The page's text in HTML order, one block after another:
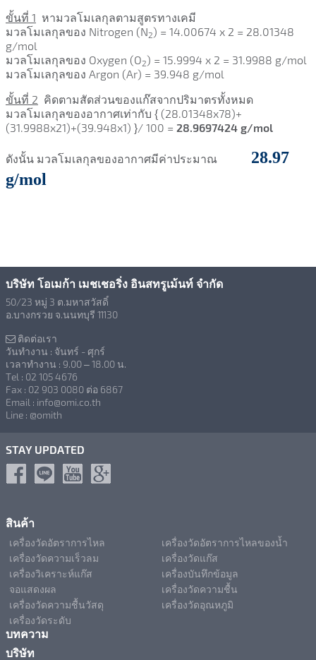
ขั้นที่ 1 หามวลโมเลกุลตามสูตรทางเคมี
มวลโมเลกุลของ Nitrogen (N2) = 14.00674 x 2 = 28.01348
g/mol
มวลโมเลกุลของ Oxygen (O2) = 15.9994 x 2 = 31.9988 g/mol
มวลโมเลกุลของ Argon (Ar) = 39.948 g/mol
ขั้นที่ 2 คิดตามสัดส่วนของแก๊สจากปริมาตรทั้งหมด
มวลโมเลกุลของอากาศเท่ากับ { (28.01348x78)+
(31.9988x21)+(39.948x1) }/ 100 = 28.9697424 g/mol
ดังนั้น มวลโมเลกุลของอากาศมีค่าประมาณ 28.97
g/mol
บริษัท โอเมก้า เมชเชอริ่ง อินสทรูเม้นท์ จำกัด
50/23 หมู่ 3 ต.มหาสวัสดิ์
อ.บางกรวย จ.นนทบุรี 11130
ติดต่อเรา
วันทำงาน : จันทร์ - ศุกร์
เวลาทำงาน : 9.00 – 18.00 น.
Tel : 02 105 4676
Fax : 02 903 0080 ต่อ 6867
Email : info@omi.co.th
Line : @omith
STAY UPDATED
สินค้า
เครื่องวัดอัตราการไหล
เครื่องวัดอัตราการไหลของน้ำ
เครื่องวัดความเร็วลม
เครื่องวัดแก๊ส
เครื่องวิเคราะห์แก๊ส
เครื่องบันทึกข้อมูล
จอแสดงผล
เครื่องวัดความชื้น
เครื่องวัดความชื้นวัสดุ
เครื่องวัดอุณหภูมิ
เครื่องวัดระดับ
บทความ
บริษัท